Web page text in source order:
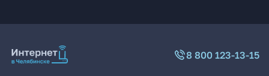
8 800 123-13-15